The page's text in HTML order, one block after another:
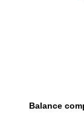
Balance